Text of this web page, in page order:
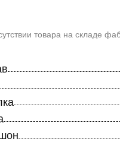
товара на складе